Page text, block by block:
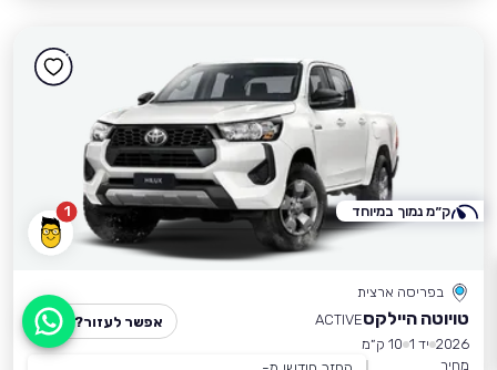
1
בפריסה ארצית
טויוטה היילקסACTIVE
2026 יד 1
10 ק״מ
מחיר
ק״מ נמוך במיוחד
אפשר לעזור?